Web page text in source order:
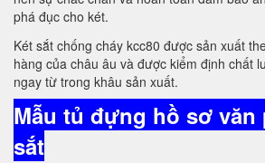
phá đục cho két.
Két sắt chống cháy kcc80 được sản xuất
hàng của châu âu và được kiểm định chất
ngay từ trong khâu sản xuất.
Mẫu tủ đựng hồ sơ văn
sắt